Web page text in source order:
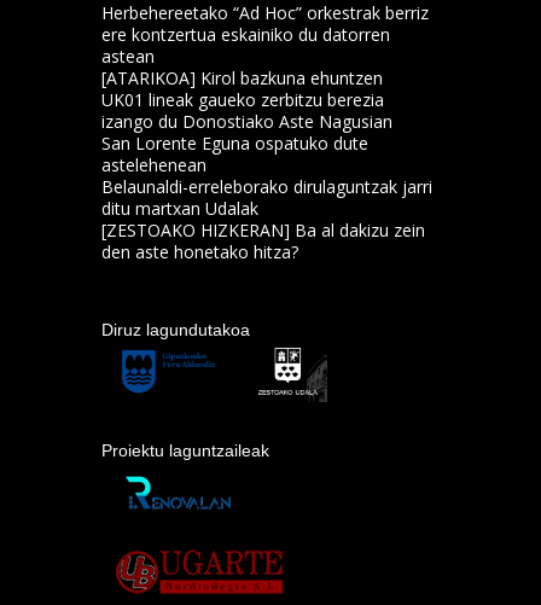
Herbehereetako “Ad Hoc” orkestrak berriz
ere kontzertua eskainiko du datorren
astean
[ATARIKOA] Kirol bazkuna ehuntzen
UK01 lineak gaueko zerbitzu berezia
izango du Donostiako Aste Nagusian
San Lorente Eguna ospatuko dute
astelehenean
Belaunaldi-erreleborako dirulaguntzak jarri
ditu martxan Udalak
[ZESTOAKO HIZKERAN] Ba al dakizu zein
den aste honetako hitza?
Diruz lagundutakoa
Proiektu laguntzaileak